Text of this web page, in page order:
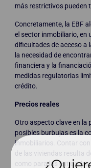
más restrictivos pueden
Concretamente, la EBF
el sector inmobiliario, en
dificultades de acceso a
la necesidad de
financiera y la
medidas regulatorias
crédito.
Precios reales
Otro aspecto clave en la
posibles burbujas es la
inmobiliarios. Contar
de las viviendas resulta
como para las entidades